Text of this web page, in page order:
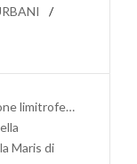
limitrofe…
Maris di